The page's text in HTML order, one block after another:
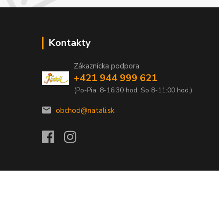
Kontakty
Zákaznícka podpora
+421 944 999 621
(Po-Pia, 8-16:30 hod. So 8-11:00 hod.)
obchod@natali.sk